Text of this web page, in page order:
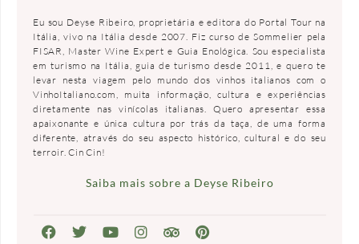
Eu sou Deyse Ribeiro, proprietária e editora do Portal Tour na
Itália, vivo na Itália desde 2007. Fiz curso de Sommelier pela
FISAR, Master Wine Expert e Guia Enológica. Sou especialista
em turismo na Itália, guia de turismo desde 2011, e quero te
levar nesta viagem pelo mundo dos vinhos italianos com o
VinhoItaliano.com, muita informação, cultura e experiências
diretamente nas vinícolas italianas. Quero apresentar essa
apaixonante e única cultura por trás da taça, de uma forma
diferente, através do seu aspecto histórico, cultural e do seu
terroir. Cin Cin!
Saiba mais sobre a Deyse Ribeiro